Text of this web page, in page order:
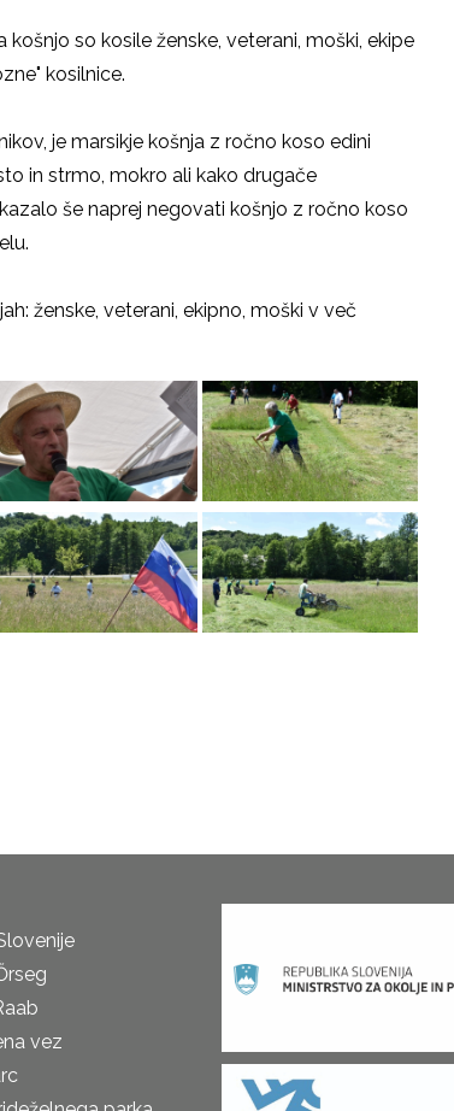
so kosile ženske, veterani, moški, ekipe
kosilnice.
je marsikje košnja z ročno koso edini
in strmo, mokro ali kako drugače
še naprej negovati košnjo z ročno koso
ženske, veterani, ekipno, moški v več
vez